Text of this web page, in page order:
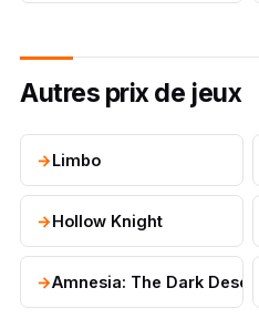
Autres prix de jeux
Limbo
Hollow Knight
Amnesia: The Dark